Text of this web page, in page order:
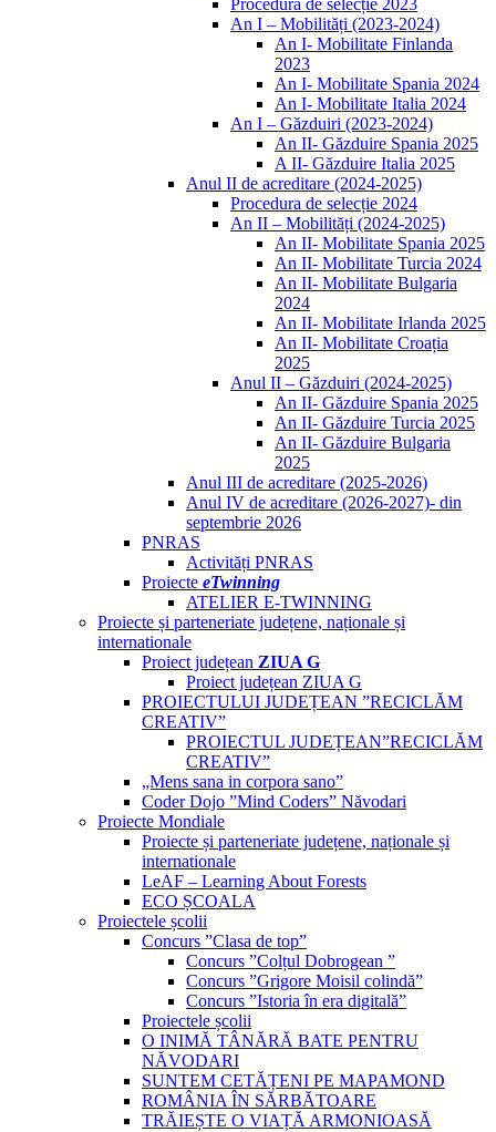
An I – Mobilități (2023-2024)
An I- Mobilitate Finlanda
2023
An I- Mobilitate Spania 2024
An I- Mobilitate Italia 2024
An I – Găzduiri (2023-2024)
An II- Găzduire Spania 2025
A II- Găzduire Italia 2025
Anul II de acreditare (2024-2025)
Procedura de selecție 2024
An II – Mobilități (2024-2025)
An II- Mobilitate Spania 2025
An II- Mobilitate Turcia 2024
An II- Mobilitate Bulgaria
2024
An II- Mobilitate Irlanda 2025
An II- Mobilitate Croația
2025
Anul II – Găzduiri (2024-2025)
An II- Găzduire Spania 2025
An II- Găzduire Turcia 2025
An II- Găzduire Bulgaria
2025
Anul III de acreditare (2025-2026)
Anul IV de acreditare (2026-2027)- din
septembrie 2026
PNRAS
Activități PNRAS
Proiecte eTwinning
ATELIER E-TWINNING
Proiecte și parteneriate județene, naționale și
internationale
Proiect județean ZIUA G
Proiect județean ZIUA G
PROIECTULUI JUDEȚEAN ”RECICLĂM
CREATIV”
PROIECTUL JUDEȚEAN”RECICLĂM
CREATIV”
„Mens sana in corpora sano”
Coder Dojo ”Mind Coders” Năvodari
Proiecte Mondiale
Proiecte și parteneriate județene, naționale și
internationale
LeAF – Learning About Forests
ECO ȘCOALA
Proiectele școlii
Concurs ”Clasa de top”
Concurs ”Colțul Dobrogean ”
Concurs ”Grigore Moisil colindă”
Concurs ”Istoria în era digitală”
Proiectele școlii
O INIMĂ TÂNĂRĂ BATE PENTRU
NĂVODARI
SUNTEM CETĂȚENI PE MAPAMOND
ROMÂNIA ÎN SĂRBĂTOARE
TRĂIEȘTE O VIAȚĂ ARMONIOASĂ